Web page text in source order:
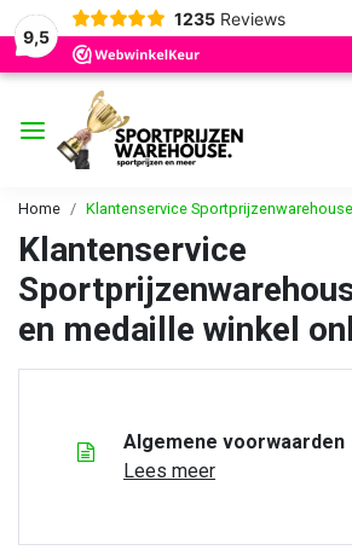
9,5
1235 Reviews
Home Klantenservice Sportprijzenwarehouse
Klantenservice
en medaille winkel
Algemene voorwaarden
Lees meer